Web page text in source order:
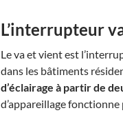
L’interrupteur
Le va et vient est
dans les bâtiments
d’éclairage à partir de
d’appareillage fonctionne